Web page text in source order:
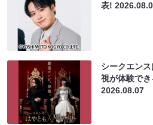
表!
シークエン
視が体験で
2026.08.07